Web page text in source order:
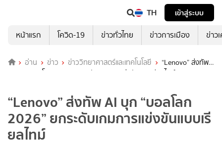
TH
เข้าสู่ระบบ
หน้าแรก
โควิด-19 ข่าวทั่วไทย ข่าวการเมือง ข่าว
อ่าน ข่าว ข่าววิทยาศาสตร์และเทคโนโลยี
“Lenovo” ส่งทัพ
AI บุก “บอลโลก 2026” ยกระดับเกมการแข่งขันแบบเรียลไทม์
“Lenovo” ส่งทัพ AI บุก “บอลโลก
2026” ยกระดับเกมการแข่งขันแบบเรี
ยลไทม์